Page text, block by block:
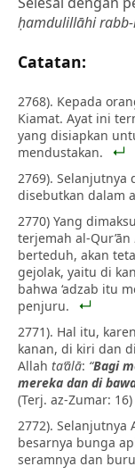
ḥamdulillāhi rabb-
Catatan:
2768). Kepada
Kiamat. Ayat ini
yang disiapkan
mendustakan.
2769). Selanjutnya
disebutkan dalam
2770) Yang
terjemah al-Qur’ān
berteduh, akan
gejolak, yaitu di
bahwa ‘adzab itu
penjuru.
2771). Hal itu,
kanan, di kiri dan
Allah ta‘ālā: “Bagi
mereka dan di
(Terj. az-Zumar: 16)
2772). Selanjutnya
besarnya bunga
seramnya dan